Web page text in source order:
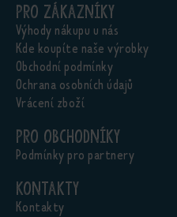
Pro zákazníky
Výhody nákupu u nás
Kde koupíte naše výrobky
Obchodní podmínky
Ochrana osobních údajů
Vrácení zboží
Pro obchodníky
Podmínky pro partnery
Kontakty
Kontakty